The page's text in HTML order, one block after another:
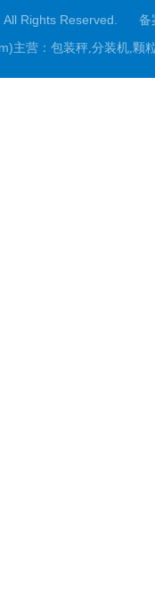
Rights Reserved.
备
主营： 包装秤,分装机,颗